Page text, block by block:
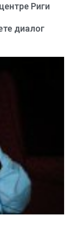
Риги
диалог